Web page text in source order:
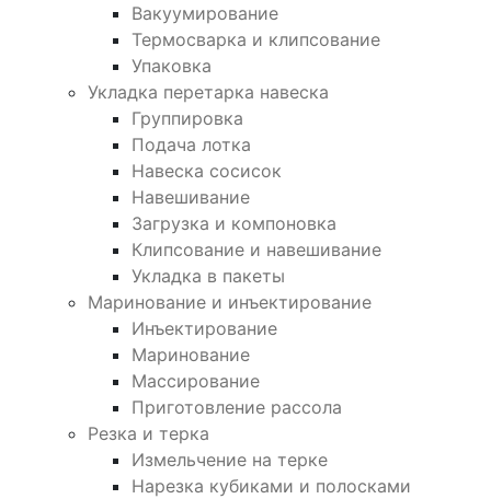
Вакуумирование
Термосварка и клипсование
Упаковка
Укладка перетарка навеска
Группировка
Подача лотка
Навеска сосисок
Навешивание
Загрузка и компоновка
Клипсование и навешивание
Укладка в пакеты
Маринование и инъектирование
Инъектирование
Маринование
Массирование
Приготовление рассола
Резка и терка
Измельчение на терке
Нарезка кубиками и полосками